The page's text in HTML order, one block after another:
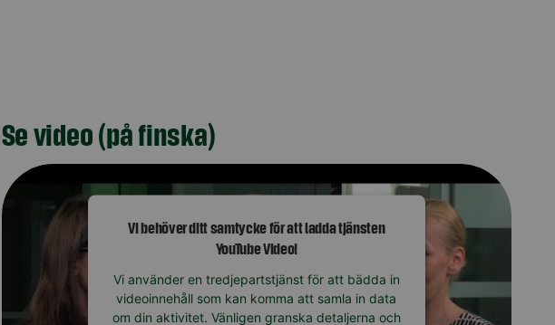
Se video (på finska)
Vi behöver ditt samtycke för att ladda tjänsten
YouTube Video!
Vi använder en tredjepartstjänst för att bädda in
videoinnehåll som kan komma att samla in data
om din aktivitet. Vänligen granska detaljerna och